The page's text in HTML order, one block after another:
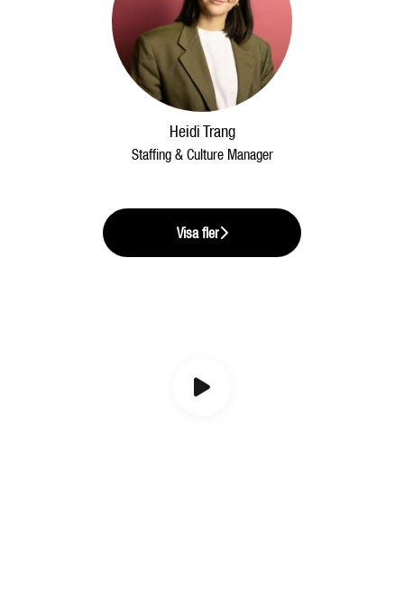
Heidi Trang
Staffing & Culture Manager
Visa fler